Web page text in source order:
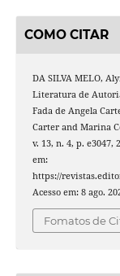
COMO CITAR
DA SILVA MELO,
Literatura de
Fada de Angela
Carter and Marina
v. 13, n. 4, p. e3047,
em:
https://
Acesso em: 8 ago.
Fomatos de